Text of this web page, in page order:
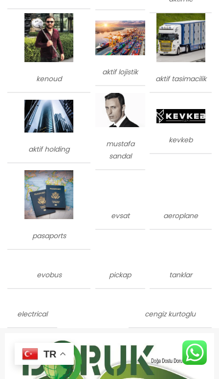
kenoud
aktif lojistik
aktif tasimacilik
aktif holding
mustafa
sandal
kevkeb
pasaports
evsat aeroplane
evobus pickap tanklar
electrical cengiz kurtoglu